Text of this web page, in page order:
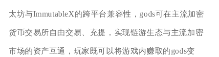
太坊与ImmutableX的跨平台兼容性，gods可在主流加密
货币交易所自由交易、充提，实现链游生态与主流加密
市场的资产互通，玩家既可以将游戏内赚取的gods变